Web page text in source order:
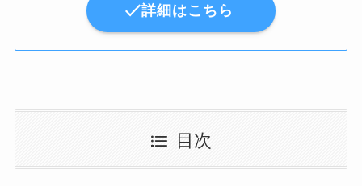
詳細はこちら
目次